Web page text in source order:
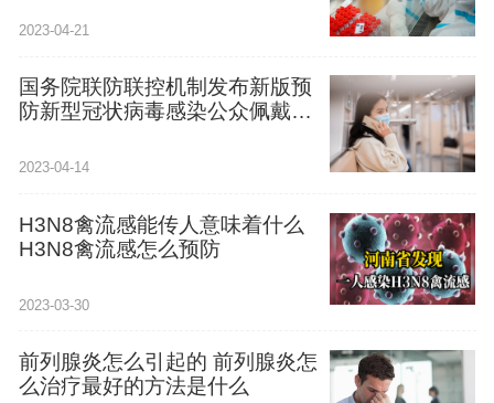
2023-04-21
国务院联防联控机制发布新版预
防新型冠状病毒感染公众佩戴口
2023-04-14
H3N8禽流感能传人意味着什么
H3N8禽流感怎么预防
2023-03-30
前列腺炎怎么引起的 前列腺炎怎
么治疗最好的方法是什么